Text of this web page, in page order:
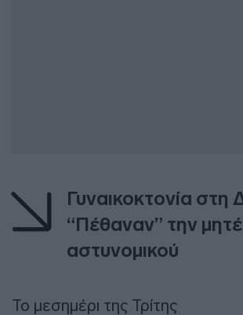
Γυναικοκτονία στη
“Πέθαναν” την
αστυνομικού
Το μεσημέρι της Τρίτης